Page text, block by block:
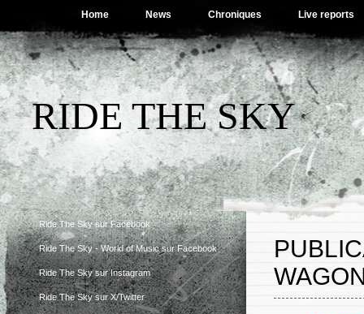
Home News Chroniques Live reports
RIDE THE SKY
Ride The Sky sur Facebook
Ride The Sky - World of Music sur Facebook
Ride The Sky sur Instagram
Ride The Sky sur X/Twitter